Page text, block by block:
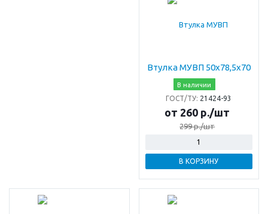
Втулка МУВП 50х78,5х70
В наличии
ГОСТ/ТУ: 21424-93
от 260 р./шт
299 р./шт
В КОРЗИНУ